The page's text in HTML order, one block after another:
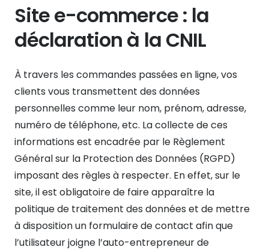
Site e-commerce : la
déclaration à la CNIL
À travers les commandes passées en ligne, vos
clients vous transmettent des données
personnelles comme leur nom, prénom, adresse,
numéro de téléphone, etc. La collecte de ces
informations est encadrée par le Règlement
Général sur la Protection des Données (RGPD)
imposant des règles à respecter. En effet, sur le
site, il est obligatoire de faire apparaître la
politique de traitement des données et de mettre
à disposition un formulaire de contact afin que
l’utilisateur joigne l’auto-entrepreneur de